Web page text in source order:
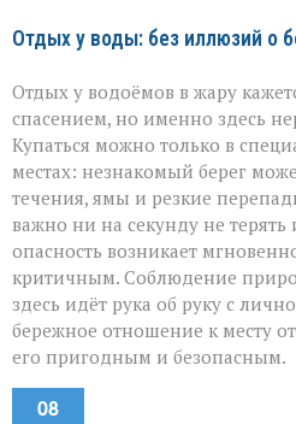
Отдых у воды: без иллюзий о
Отдых у водоёмов в жару
спасением, но именно здесь
Купаться можно только в
местах: незнакомый берег
течения, ямы и резкие
важно ни на секунду не
опасность возникает
критичным. Соблюдение
здесь идёт рука об руку с
бережное отношение к месту
его пригодным и безопасным.
08